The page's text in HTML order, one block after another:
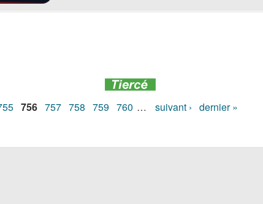
756 757 758 759 760 … suivant › dernier »